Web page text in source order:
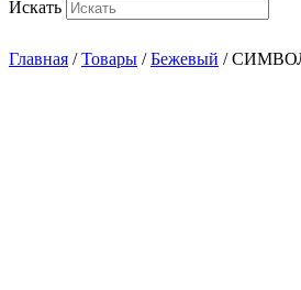
Искать
Главная /Товары /Бежевый /